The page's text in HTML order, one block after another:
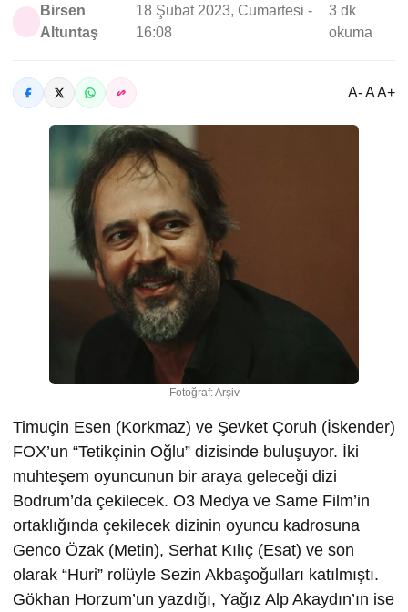
Birsen
Altuntaş
18 Şubat 2023, Cumartesi -
16:08
3 dk
okuma
A- A A+
Fotoğraf: Arşiv
Timuçin Esen (Korkmaz) ve Şevket Çoruh (İskender)
FOX’un “Tetikçinin Oğlu” dizisinde buluşuyor. İki
muhteşem oyuncunun bir araya geleceği dizi
Bodrum’da çekilecek. O3 Medya ve Same Film’in
ortaklığında çekilecek dizinin oyuncu kadrosuna
Genco Özak (Metin), Serhat Kılıç (Esat) ve son
olarak “Huri” rolüyle Sezin Akbaşoğulları katılmıştı.
Gökhan Horzum’un yazdığı, Yağız Alp Akaydın’ın ise